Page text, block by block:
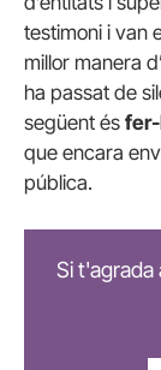
testimoni i van
millor manera
ha passat de
següent és fer-
que encara
pública.
Si